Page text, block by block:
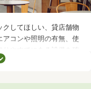
してほしい、貸店舗物
コンや照明の有無、使
りやすでにある設備を確
すめです。店舗の家賃